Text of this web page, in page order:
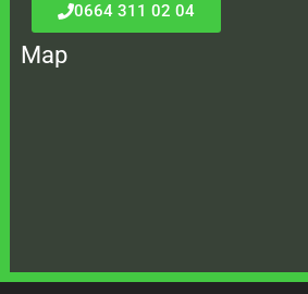
0664 311 02 04
Map